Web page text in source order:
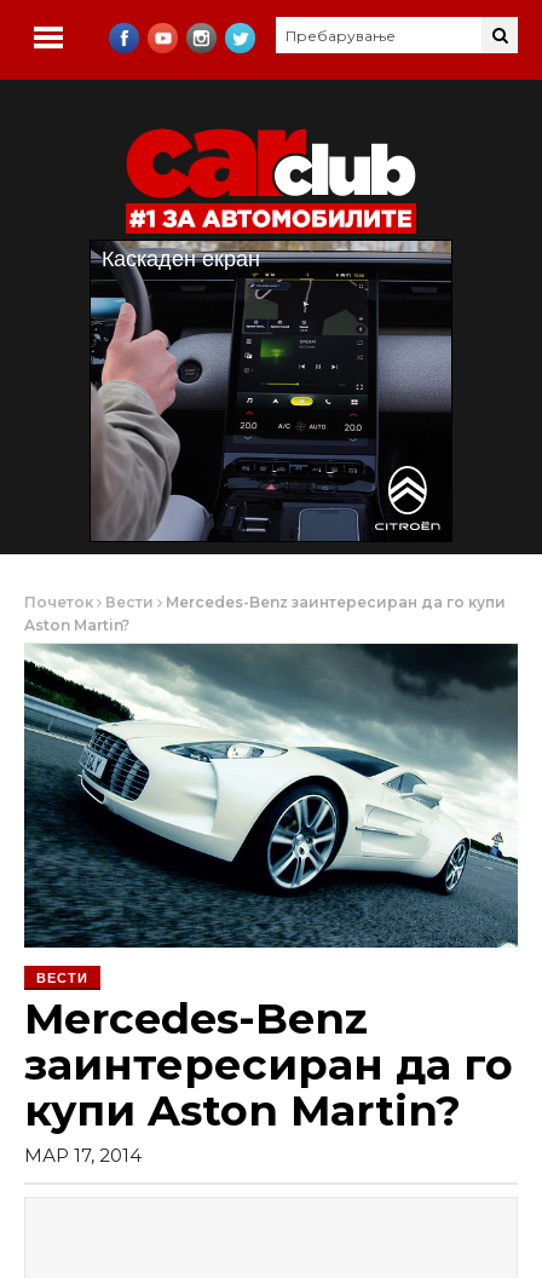
Почеток Вести
Mercedes-Benz заинтересиран да го купи
Aston Martin?
ВЕСТИ
Mercedes-Benz
заинтересиран да го
купи Aston Martin?
МАР 17, 2014